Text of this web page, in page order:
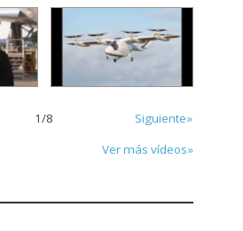
1/8
Siguiente»
Ver más vídeos»